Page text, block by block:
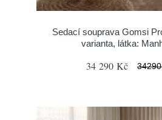
Sedací souprava Gomsi
varianta, látka:
34 290 Kč